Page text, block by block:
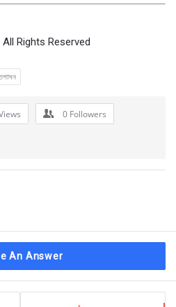
Rights Reserved
0 Followers
An Answer